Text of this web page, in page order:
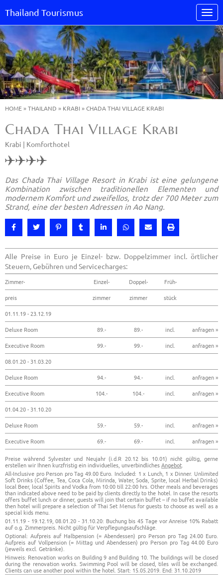
Thailand Tourismus
HOME»THAILAND » KRABI»CHADA THAI VILLAGE KRABI
Chada Thai Village Krabi
Krabi | Komforthotel
Das Chada Thai Village Resort in Krabi ist eine gelungene
Kombination zwischen traditionellen Elementen und
modernem Komfort und zweifellos, trotz der 700 Meter zum
Strand, eine der besten Adressen in Ao Nang.
Alle Preise in Euro je Einzel- bzw. Doppelzimmer incl. örtlicher
Steuern, Gebühren und Servicecharges:
Zimmer- Einzel- Doppel-
Früh-
preis
zimmer zimmer
stück
01.11.19 - 23.12.19
Deluxe Room
89.- 89.- incl.
anfragen »
Executive Room
99.- 99.- incl.
anfragen »
08.01.20 - 31.03.20
Deluxe Room
94.- 94.- incl.
anfragen »
Executive Room
104.- 104.- incl.
anfragen »
01.04.20 - 31.10.20
Deluxe Room
59.- 59.- incl.
anfragen »
Executive Room
69.- 69.- incl. anfragen »
Preise während Sylvester und Neujahr (i.d.R 20.12 bis 10.01) nicht gültig, gerne
erstellen wir Ihnen kurzfristig ein individuelles, unverbindlichesAngebot
All-Inclusive pro Person pro Tag 49.00 Euro. Included: 1 x Lunch, 1 x Dinner. Unlimited
Soft Drinks (Coffee, Tea, Coca Cola, Mirinda, Water, Soda, Sprite, local Herbal Drinks)
local Beer, local Spirits and Vodka from 10:00 till 22:00 hrs. Other meals and beverages
than indicated above need to be paid by clients directly to the hotel. In case the resorts
offers buffet lunch or dinner, guests will join that certain buffet – if no buffet available
then hotel will prepare a selection of Thai Set Menus for guests to choose as well as a
special kids menu.
01.11.19 - 19.12.19, 08.01.20 - 31.10.20: Buchung bis 45 Tage vor Anreise 10% Rabatt
auf o.g. Zimmerpreis. Nicht gültig für Verpflegungsaufschläge.
Optional: Aufpreis auf Halbpension (= Abendessen) pro Person pro Tag 24.00 Euro.
Aufpreis auf Vollpension (= Mittag und Abendessen) pro Person pro Tag 44.00 Euro
(jeweils excl. Getränke).
Hinweis: Renovation works on Building 9 and Building 10. The buildings will be closed
during the renovation works. Swimming Pool will be closed, tiles will be exchanged.
Clients can use another pool within the hotel. Start: 15.05.2019. End: 31.10.2019